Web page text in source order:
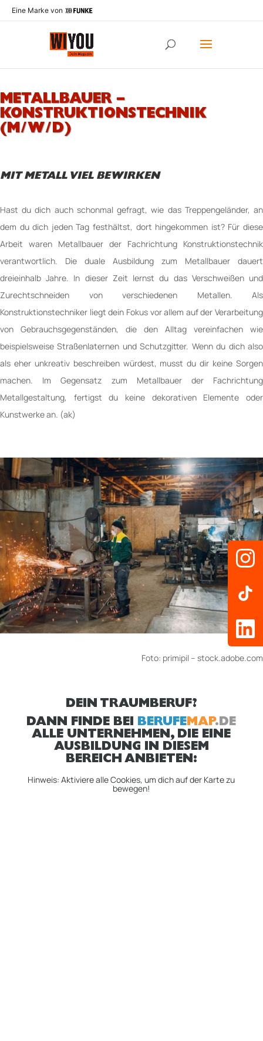
Eine Marke von
METALLBAUER –
KONSTRUKTIONSTECHNIK
(M/W/D)
MIT METALL VIEL BEWIRKEN
Hast du dich auch schonmal gefragt, wie das Treppengeländer, an
dem du dich jeden Tag festhältst, dort hingekommen ist? Für diese
Arbeit waren Metallbauer der Fachrichtung Konstruktionstechnik
verantwortlich. Die duale Ausbildung zum Metallbauer dauert
dreieinhalb Jahre. In dieser Zeit lernst du das Verschweißen und
Zurechtschneiden von verschiedenen Metallen. Als
Konstruktionstechniker liegt dein Fokus vor allem auf der Verarbeitung
von Gebrauchsgegenständen, die den Alltag vereinfachen wie
beispielsweise Straßenlaternen und Schutzgitter. Wenn du dich also
als eher unkreativ beschreiben würdest, musst du dir keine Sorgen
machen. Im Gegensatz zum Metallbauer der Fachrichtung
Metallgestaltung, fertigst du keine dekorativen Elemente oder
Kunstwerke an. (ak)
Foto: primipil – stock.adobe.com
DEIN TRAUMBERUF?
DANN FINDE BEI BERUFEMAP.DE
ALLE UNTERNEHMEN, DIE EINE
AUSBILDUNG IN DIESEM
BEREICH ANBIETEN:
Hinweis: Aktiviere alle Cookies, um dich auf der Karte zu
bewegen!